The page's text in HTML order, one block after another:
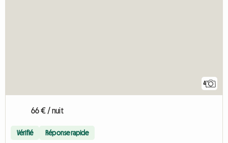
4
66 € / nuit
Vérifié Réponse rapide